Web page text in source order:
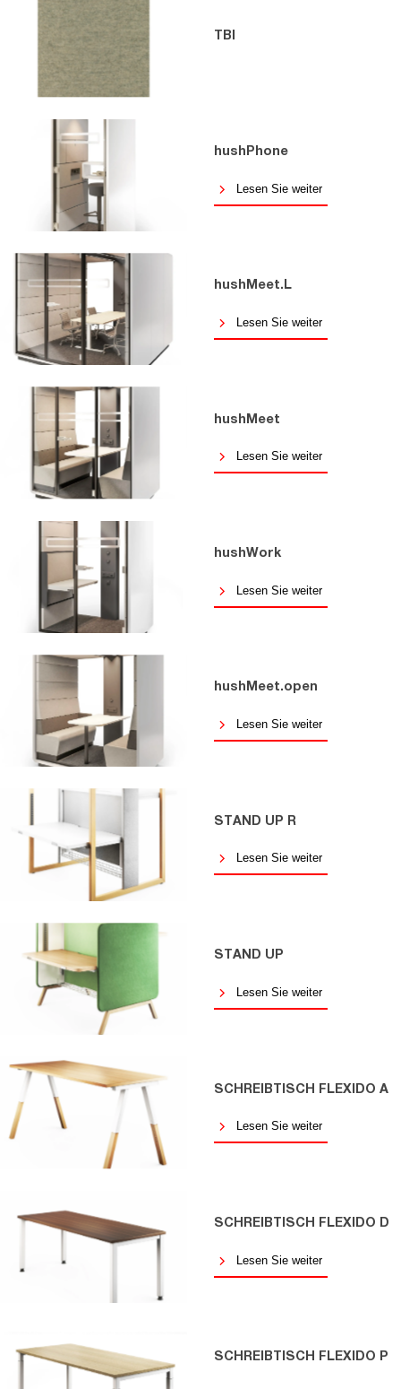
TBI
hushPhone
Lesen Sie weiter
hushMeet.L
Lesen Sie weiter
hushMeet
Lesen Sie weiter
hushWork
Lesen Sie weiter
hushMeet.open
Lesen Sie weiter
STAND UP R
Lesen Sie weiter
STAND UP
Lesen Sie weiter
SCHREIBTISCH FLEXIDO A
Lesen Sie weiter
SCHREIBTISCH FLEXIDO D
Lesen Sie weiter
SCHREIBTISCH FLEXIDO P